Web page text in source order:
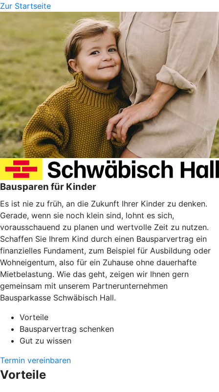
Zur Startseite
Bausparen für Kinder
Es ist nie zu früh, an die Zukunft Ihrer Kinder zu denken.
Gerade, wenn sie noch klein sind, lohnt es sich,
vorausschauend zu planen und wertvolle Zeit zu nutzen.
Schaffen Sie Ihrem Kind durch einen Bausparvertrag ein
finanzielles Fundament, zum Beispiel für Ausbildung oder
Wohneigentum, also für ein Zuhause ohne dauerhafte
Mietbelastung. Wie das geht, zeigen wir Ihnen gern
gemeinsam mit unserem Partnerunternehmen
Bausparkasse Schwäbisch Hall.
Vorteile
Bausparvertrag schenken
Gut zu wissen
Termin vereinbaren
Vorteile